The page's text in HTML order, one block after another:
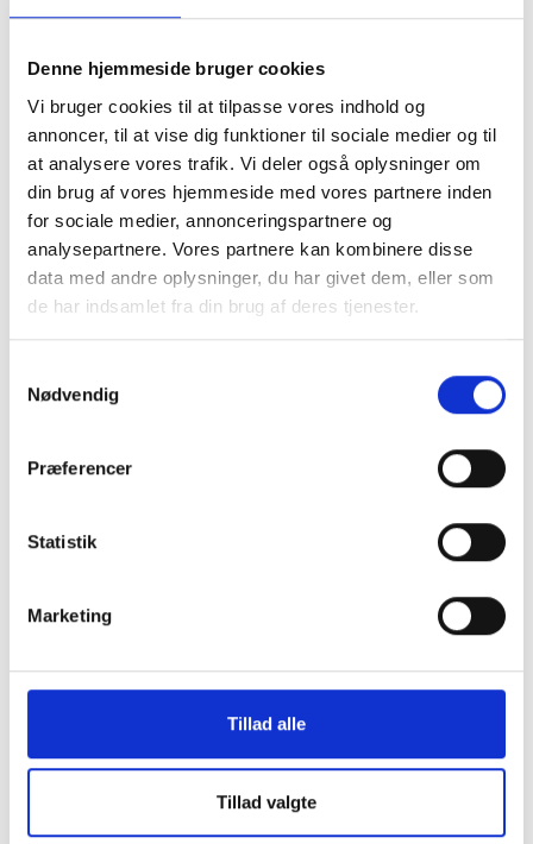
Denne hjemmeside bruger cookies
Vi bruger cookies til at tilpasse vores indhold og
annoncer, til at vise dig funktioner til sociale medier og til
at analysere vores trafik. Vi deler også oplysninger om
din brug af vores hjemmeside med vores partnere inden
for sociale medier, annonceringspartnere og
analysepartnere. Vores partnere kan kombinere disse
data med andre oplysninger, du har givet dem, eller som
de har indsamlet fra din brug af deres tjenester.
Nødvendig
Præferencer
Statistik
Marketing
Tillad alle
Tillad valgte